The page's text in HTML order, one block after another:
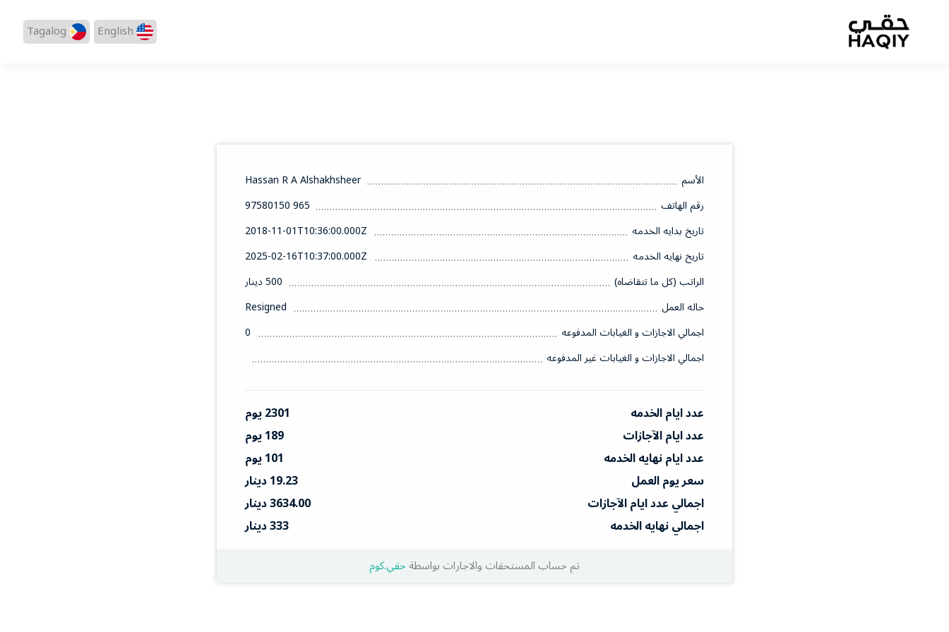
English
Tagalog
الأسم
Hassan R A Alshakhsheer
رقم الهاتف
965 97580150
تاريخ بدايه الخدمه
2018-11-01T10:36:00.000Z
تاريخ نهايه الخدمه
2025-02-16T10:37:00.000Z
الراتب (كل ما تتقاضاه)
500 دينار
حاله العمل
Resigned
اجمالي الاجازات و الغيابات المدفوعه
0
اجمالي الاجازات و الغيابات غير المدفوعه
عدد ايام الخدمه
2301 يوم
عدد ايام الآجازات
189 يوم
عدد ايام نهايه الخدمه
101 يوم
سعر يوم العمل
19.23 دينار
اجمالي عدد ايام الآجازات
3634.00 دينار
اجمالي نهايه الخدمه
333 دينار
تم حساب المستحقات والاجارات بواسطةحقي.كوم